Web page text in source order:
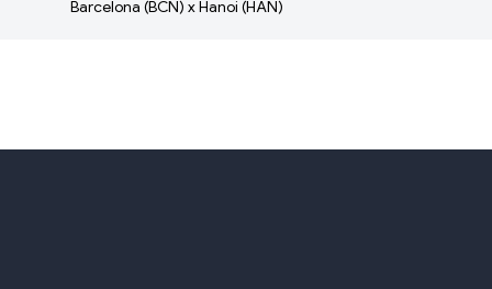
Barcelona (BCN) x Hanoi (HAN)